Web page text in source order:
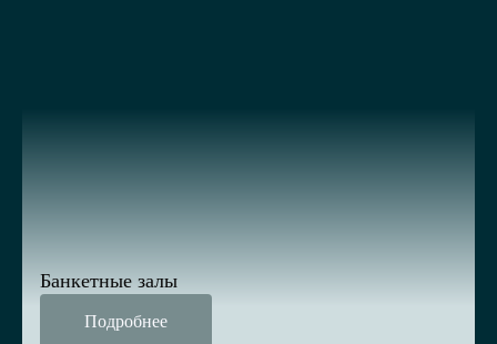
Банкетные залы
Подробнее